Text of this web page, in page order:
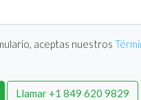
aceptas nuestros
Llamar +1 849 620 9829